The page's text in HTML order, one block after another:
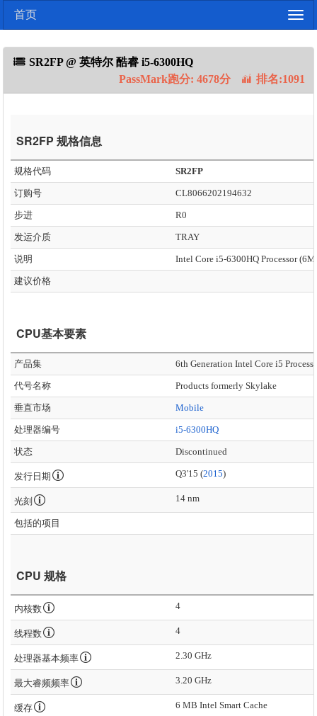
首页
SR2FP @ 英特尔 酷睿 i5-6300HQ
PassMark跑分: 4678分
排名:1091
SR2FP 规格信息
规格代码 SR2FP
订购号 CL8066202194632
步进 R0
发运介质 TRAY
说明
建议价格
CPU基本要素
产品集 6th Generation Intel Core i5
代号名称 Products formerly Skylake
垂直市场 Mobile
处理器编号 i5-6300HQ
状态 Discontinued
发行日期 Q3'15 (2015)
光刻 14 nm
包括的项目
CPU 规格
内核数 4
线程数 4
处理器基本频率 2.30 GHz
最大睿频频率 3.20 GHz
缓存 6 MB Intel Smart Cache